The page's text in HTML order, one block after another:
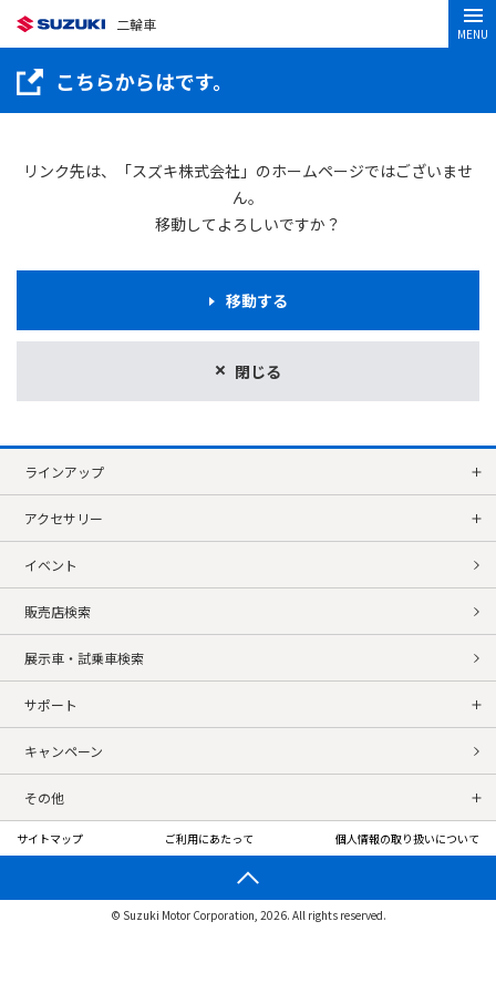
二輪車
MENU
こちらからはです。
リンク先は、「スズキ株式会社」のホームページではございませ
ん。
移動してよろしいですか？
閉じる
移動する
ラインアップ
アクセサリー
イベント
販売店検索
展示車・試乗車検索
サポート
キャンペーン
その他
サイトマップ ご利用にあたって 個人情報の取り扱いについて
© Suzuki Motor Corporation, 2026. All rights reserved.